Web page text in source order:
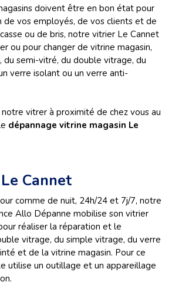
doivent être en bon état pour
vos employés, de vos clients et de
ou de bris, notre vitrier Le Cannet
ou pour changer de vitrine magasin,
du semi-vitré, du double vitrage, du
verre isolant ou un verre anti-
vitrer à proximité de chez vous au
dépannage vitrine magasin Le
Cannet
comme de nuit, 24h/24 et 7j/7, notre
Allo Dépanne mobilise son vitrier
réaliser la réparation et le
vitrage, du simple vitrage, du verre
et de la vitrine magasin. Pour ce
utilise un outillage et un appareillage